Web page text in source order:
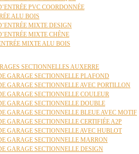
PVC COORDONNÉE
ALU BOIS
MIXTE DESIGN
MIXTE CHÊNE
MIXTE ALU BOIS
SECTIONNELLES AUXERRE
GARAGE SECTIONNELLE PLAFOND
GARAGE SECTIONNELLE AVEC PORTILLON
GARAGE SECTIONNELLE COULEUR
GARAGE SECTIONNELLE DOUBLE
GARAGE SECTIONNELLE BLEUE AVEC MOTIF
GARAGE SECTIONNELLE CERTIFIÉE A2P
GARAGE SECTIONNELLE AVEC HUBLOT
GARAGE SECTIONNELLE MARRON
GARAGE SECTIONNELLE DESIGN